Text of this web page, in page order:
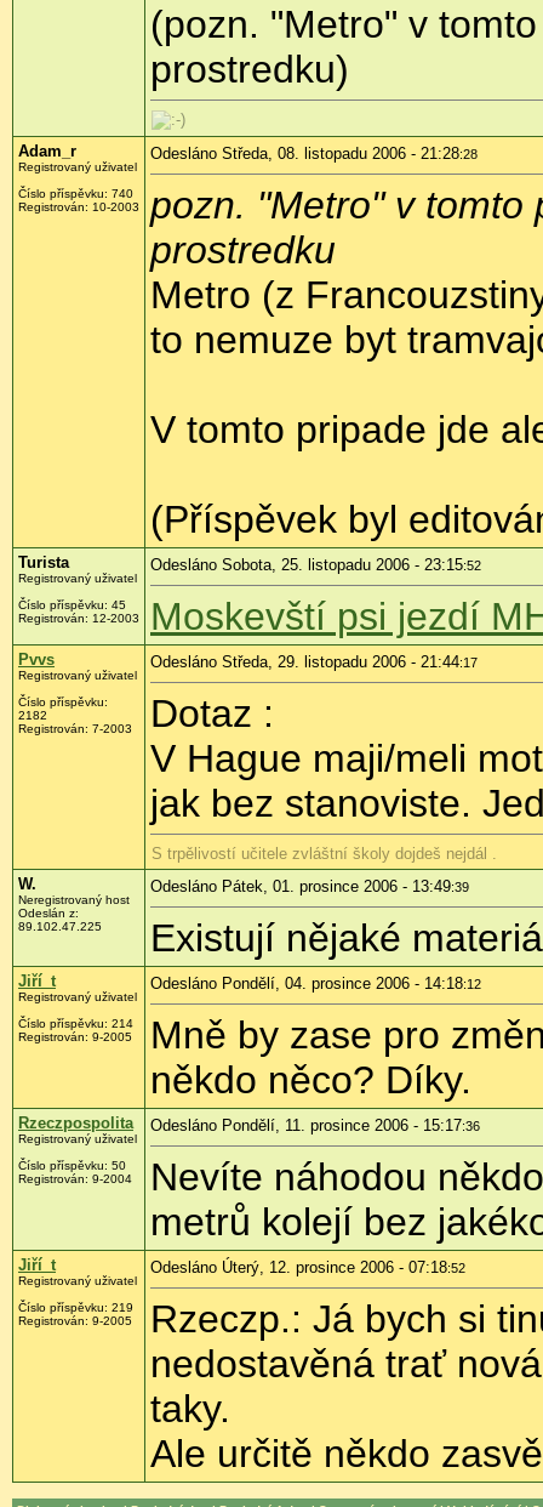
(pozn. "Metro" v
prostredku)
Adam_r
Registrovaný uživatel
Číslo příspěvku: 740
Registrován: 10-2003
Odesláno Středa, 08. listopadu 2006 - 21:28:28
pozn. "Metro" v tomto
prostredku
Metro (z
to nemuze byt
V tomto pripade jde
(Příspěvek byl
Turista
Registrovaný uživatel
Číslo příspěvku: 45
Registrován: 12-2003
Odesláno Sobota, 25. listopadu 2006 - 23:15:52
Moskevští psi jezdí
Pvvs
Registrovaný uživatel
Číslo příspěvku:
2182
Registrován: 7-2003
Odesláno Středa, 29. listopadu 2006 - 21:44:17
Dotaz :
V Hague maji/meli
jak bez stanoviste.
S trpělivostí učitele zvláštní školy dojdeš nejdál .
W.
Neregistrovaný host
Odeslán z:
89.102.47.225
Odesláno Pátek, 01. prosince 2006 - 13:49:39
Existují nějaké
Jiří_t
Registrovaný uživatel
Číslo příspěvku: 214
Registrován: 9-2005
Odesláno Pondělí, 04. prosince 2006 - 14:18:12
Mně by zase pro
někdo něco? Díky.
Rzeczpospolita
Registrovaný uživatel
Číslo příspěvku: 50
Registrován: 9-2004
Odesláno Pondělí, 11. prosince 2006 - 15:17:36
Nevíte náhodou
metrů kolejí bez
Jiří_t
Registrovaný uživatel
Číslo příspěvku: 219
Registrován: 9-2005
Odesláno Úterý, 12. prosince 2006 - 07:18:52
Rzeczp.: Já bych si
nedostavěná trať
taky.
Ale určitě někdo